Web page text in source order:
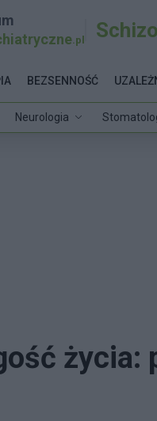
.pl
Neurologia
BEZSENNOŚĆ
życia: